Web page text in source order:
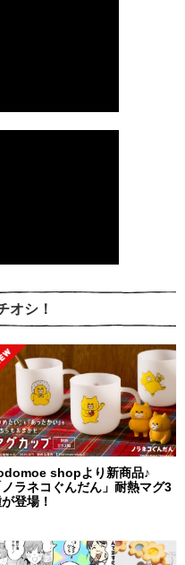
オシ！
shopより新商品♪
ノラネコぐんだん」耐熱マグ3
登場！